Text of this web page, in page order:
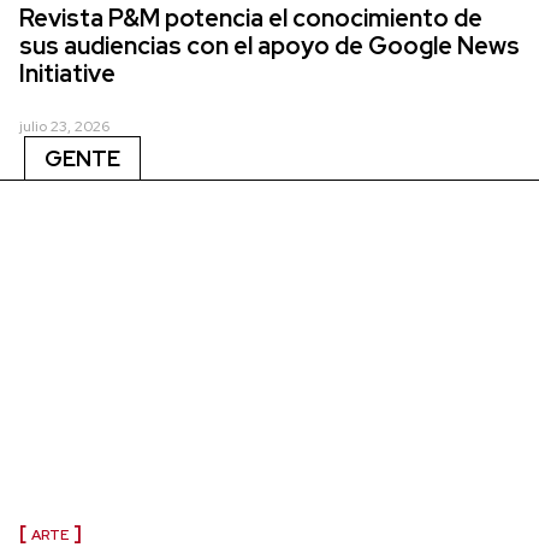
Revista P&M potencia el conocimiento de
sus audiencias con el apoyo de Google News
Initiative
julio 23, 2026
GENTE
ARTE